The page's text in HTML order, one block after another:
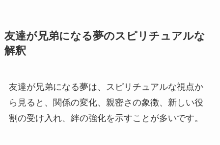
友達が兄弟になる夢のスピリチュアルな
解釈
友達が兄弟になる夢は、スピリチュアルな視点か
ら見ると、関係の変化、親密さの象徴、新しい役
割の受け入れ、絆の強化を示すことが多いです。